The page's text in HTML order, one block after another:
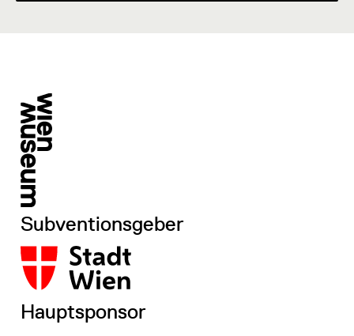
Subventionsgeber
Hauptsponsor